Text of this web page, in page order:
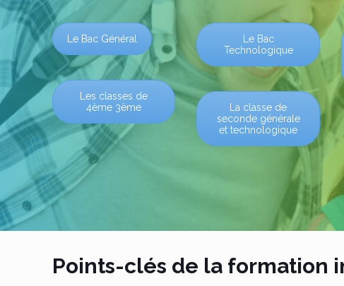
Le Bac Général
Les classes de
4ème 3ème
Le Bac
Technologique
La classe de
seconde générale
et technologique
Points-clés de la formation